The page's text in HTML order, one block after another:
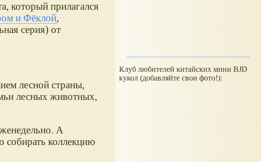
который прилагался
и Фёклой,
серия) от
лесной страны,
лесных животных,
А
собирать коллекцию
Клуб любителей китайских мини BJD
кукол (добавляйте свои фото!):